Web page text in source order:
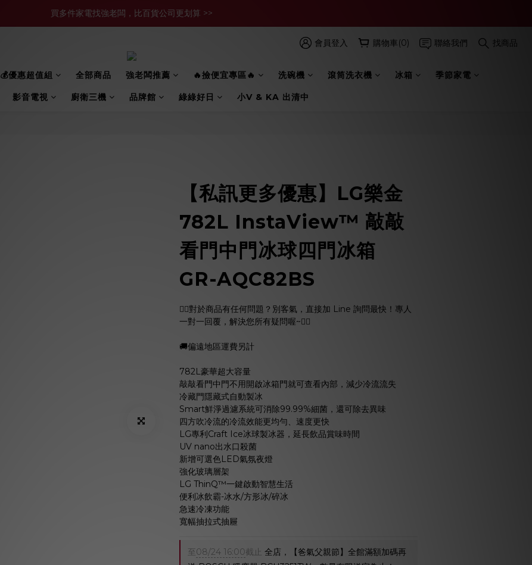
買多件家電找強老闆，比百貨公司更划算 >>
買多件家電找強老闆，比百貨公司更划算 >>
會員登入 購物車(0) 聯絡我們 找商品
💰優惠超值組 全部商品 強老闆推薦 🔥撿便宜專區🔥 洗碗機 滾筒洗衣機 冰箱 季節家電
影音電視 廚衛三機 品牌館 綠綠好日 小V & KA 出清中
【私訊更多優惠】LG樂金
782L InstaView™ 敲敲
看門中門冰球四門冰箱
GR-AQC82BS
🙋‍♀️對於商品有任何問題？別客氣，直接加 Line 詢問最快！專人
一對一回覆，解決您所有疑問喔~🙋‍♂️
🚚偏遠地區運費另計
782L豪華超大容量
敲敲看門中門不用開啟冰箱門就可查看內部，減少冷流流失
冷藏門隱藏式自動製冰
Smart鮮淨過濾系統可消除99.99%細菌，還可除去異味
四方吹冷流的冷流效能更均勻、速度更快
LG專利Craft Ice冰球製冰器，延長飲品賞味時間
UV nano出水口殺菌
新增可選色LED氣氛夜燈
強化玻璃層架
LG ThinQ™一鍵啟動智慧生活
便利冰飲霸-冰水/方形冰/碎冰
急速冷凍功能
寬幅抽拉式抽屜
至08/24 16:00截止
全店，【爸氣父親節】全館滿額加碼再